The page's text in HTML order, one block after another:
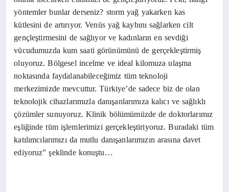
yöntemler bunlar derseniz? storm yağ yakarken kas
kütlesini de artırıyor. Venüs yağ kaybını sağlarken cilt
gençleştirmesini de sağlıyor ve kadınların en sevdiği
vücudumuzda kum saati görünümünü de gerçekleştirmiş
oluyoruz. Bölgesel incelme ve ideal kilomuza ulaşma
noktasında faydalanabileceğimiz tüm teknoloji
merkezimizde mevcuttur. Türkiye’de sadece biz de olan
teknolojik cihazlarımızla danışanlarımıza kalıcı ve sağlıklı
çözümler sunuyoruz. Klinik bölümümüzde de doktorlarımız
eşliğinde tüm işlemlerimizi gerçekleştiriyoruz. Buradaki tüm
katılımcılarımızı da mutlu danışanlarımızın arasına davet
ediyoruz” şeklinde konuştu…